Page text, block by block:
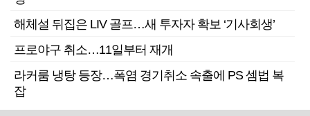
해체설 뒤집은 LIV 골프…새 투자자 확보 ‘기사회생’
프로야구 취소…11일부터 재개
라커룸 냉탕 등장…폭염 경기취소 속출에 PS 셈법 복
잡